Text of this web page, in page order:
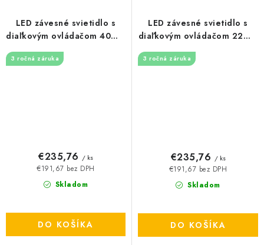
LED závesné svietidlo s
diaľkovým ovládačom 40W -
3 ročná záruka
Skladom
€191,67 bez DPH
€235,76 / ks
DO KOŠÍKA
LED závesné svietidlo s
diaľkovým ovládačom 22W -
3 ročná záruka
Skladom
€191,67 bez DPH
€235,76 / ks
DO KOŠÍKA